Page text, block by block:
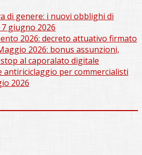
di genere: i nuovi obblighi di
giugno 2026
2026: decreto attuativo firmato
2026: bonus assunzioni,
al caporalato digitale
antiriciclaggio per commercialisti
2026